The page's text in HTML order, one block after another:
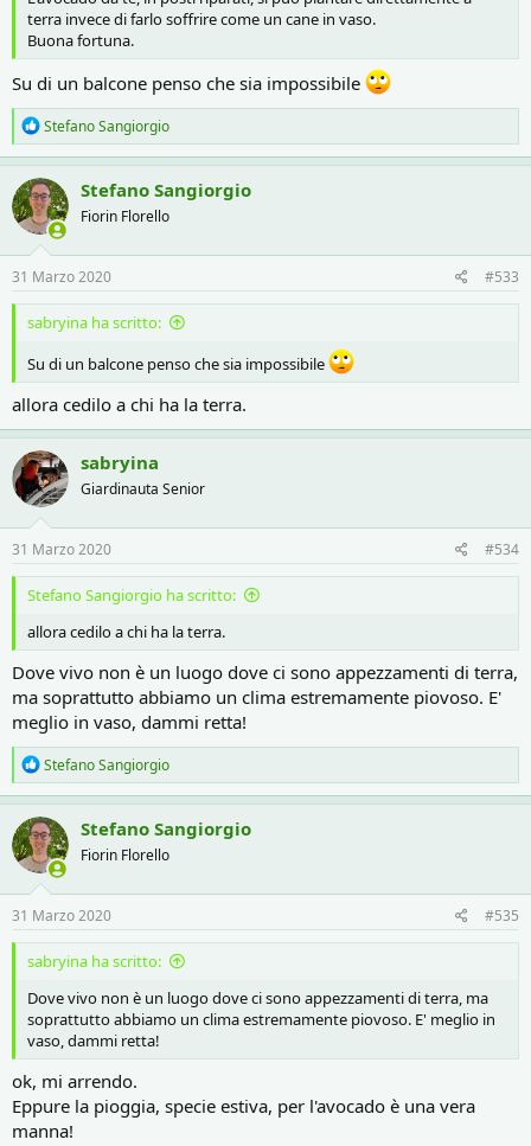
terra invece di farlo soffrire come un cane in vaso.
Buona fortuna.
Su di un balcone penso che sia impossibile
R
e
a
c
t
i
o
n
s
:
Stefano Sangiorgio
Stefano Sangiorgio
Fiorin Florello
31 Marzo 2020 #533
sabryina ha scritto:
Su di un balcone penso che sia impossibile
allora cedilo a chi ha la terra.
sabryina
Giardinauta Senior
31 Marzo 2020 #534
Stefano Sangiorgio ha scritto:
allora cedilo a chi ha la terra.
Dove vivo non è un luogo dove ci sono appezzamenti di terra,
ma soprattutto abbiamo un clima estremamente piovoso. E'
meglio in vaso, dammi retta!
R
e
a
c
t
i
o
n
s
:
Stefano Sangiorgio
Stefano Sangiorgio
Fiorin Florello
31 Marzo 2020 #535
sabryina ha scritto:
Dove vivo non è un luogo dove ci sono appezzamenti di terra, ma
soprattutto abbiamo un clima estremamente piovoso. E' meglio in
vaso, dammi retta!
ok, mi arrendo.
Eppure la pioggia, specie estiva, per l'avocado è una vera
manna!